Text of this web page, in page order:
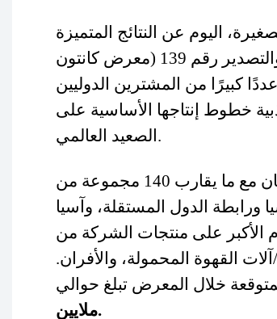
اليوم عن النتائج المتميزة
التي حققتها خلال المرحلة الأولى من معرض الصين للاستيراد والتصدير رقم 139 (معرض كانتون
جناح الشركة عددًا كبيرًا من المشترين الدوليين
خطوط إنتاجها الأساسية على
الصعيد العالمي.
خلال فعاليات المعرض التي استمرت خمسة أيام، تواصل فريق مينجان مع ما يقارب 140 مجموعة من
الدول المستقلة، وآسيا
الأكبر على منتجات الشركة من
القهوة المحمولة، والأفران.
خلال المعرض تبلغ حوالي
ملايين.